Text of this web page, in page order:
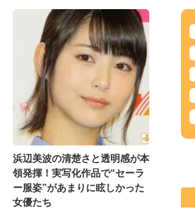
浜辺美波の清楚さと透明感が本
領発揮！実写化作品で“セーラ
ー服姿”があまりに眩しかった
女優たち